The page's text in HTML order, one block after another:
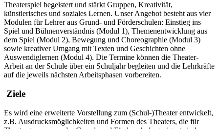
Theaterspiel begeistert und stärkt Gruppen, Kreativität,
künstlerisches und soziales Lernen. Unser Angebot besteht aus vier
Modulen für Lehrer aus Grund- und Förderschulen: Einstieg ins
Spiel und Bühnenverständnis (Modul 1), Themenentwicklung aus
dem Spiel (Modul 2), Bewegung und Choreographie (Modul 3)
sowie kreativer Umgang mit Texten und Geschichten ohne
Auswendiglernen (Modul 4). Die Termine können die Theater-
Arbeit an der Schule über ein Schuljahr begleiten und die Lehrkräfte
auf die jeweils nächsten Arbeitsphasen vorbereiten.
Ziele
Es wird eine erweiterte Vorstellung zum (Schul-)Theater entwickelt,
z.B. Ausdrucksmöglichkeiten und Formen des Theaters, die für